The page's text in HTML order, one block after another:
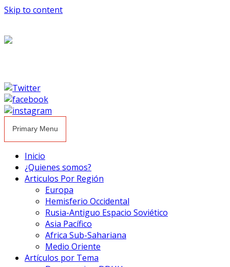
Skip to content
Primary Menu
Inicio
¿Quienes somos?
Articulos Por Región
Europa
Hemisferio Occidental
Rusia-Antiguo Espacio Soviético
Asia Pacífico
Africa Sub-Sahariana
Medio Oriente
Artículos por Tema